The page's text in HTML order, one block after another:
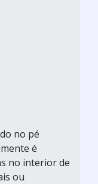
no pé
é
no interior de
ou